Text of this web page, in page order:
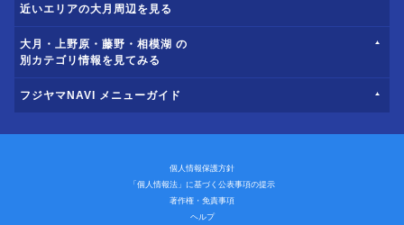
近いエリアの大月周辺を見る
大月・上野原・藤野・相模湖 の
別カテゴリ情報を見てみる
フジヤマNAVI メニューガイド
個人情報保護方針
「個人情報法」に基づく公表事項の提示
著作権・免責事項
ヘルプ